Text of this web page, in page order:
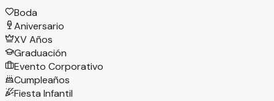
Boda
Aniversario
XV Años
Graduación
Evento Corporativo
Cumpleaños
Fiesta Infantil